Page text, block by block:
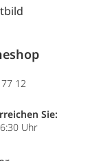
12
Sie:
Uhr